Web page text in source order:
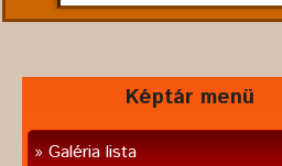
Képtár menü
Galéria lista